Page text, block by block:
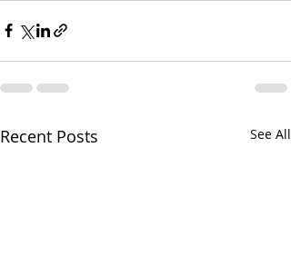
Recent Posts See All